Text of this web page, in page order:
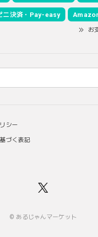
ニ決済・Pay-easy
お
シー
づく表記
© あるじゃんマーケット